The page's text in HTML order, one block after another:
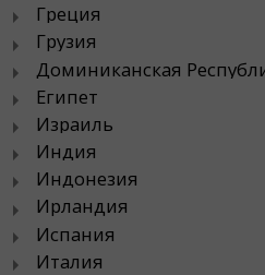
Греция
Грузия
Доминиканская
Египет
Израиль
Индия
Индонезия
Ирландия
Испания
Италия